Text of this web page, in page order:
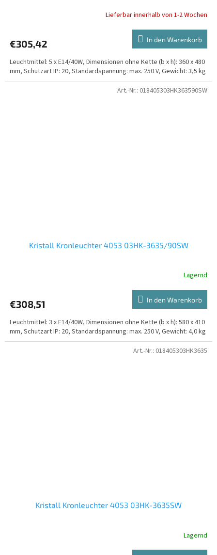
Lieferbar innerhalb von 1-2 Wochen
€305,42 In den Warenkorb
Leuchtmittel: 5 x E14/40W, Dimensionen ohne Kette (b x h): 360 x 480
mm, Schutzart IP: 20, Standardspannung: max. 250 V, Gewicht: 3,5 kg
Kristall Kronleuchter 4053 03HK-3635/90SW
Lagernd
€308,51 In den Warenkorb
Leuchtmittel: 3 x E14/40W, Dimensionen ohne Kette (b x h): 580 x 410
mm, Schutzart IP: 20, Standardspannung: max. 250 V, Gewicht: 4,0 kg
Art.-Nr.: 018405303HK363590SW
Kristall Kronleuchter 4053 03HK-3635SW
Lagernd
Art.-Nr.: 018405303HK3635